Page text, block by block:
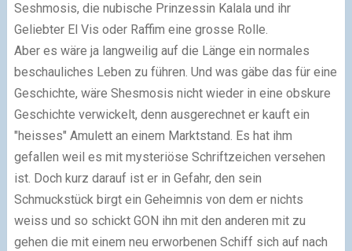
Seshmosis, die nubische Prinzessin Kalala und ihr
Geliebter El Vis oder Raffim eine grosse Rolle.
Aber es wäre ja langweilig auf die Länge ein normales
beschauliches Leben zu führen. Und was gäbe das für eine
Geschichte, wäre Shesmosis nicht wieder in eine obskure
Geschichte verwickelt, denn ausgerechnet er kauft ein
"heisses" Amulett an einem Marktstand. Es hat ihm
gefallen weil es mit mysteriöse Schriftzeichen versehen
ist. Doch kurz darauf ist er in Gefahr, den sein
Schmuckstück birgt ein Geheimnis von dem er nichts
weiss und so schickt GON ihn mit den anderen mit zu
gehen die mit einem neu erworbenen Schiff sich auf nach